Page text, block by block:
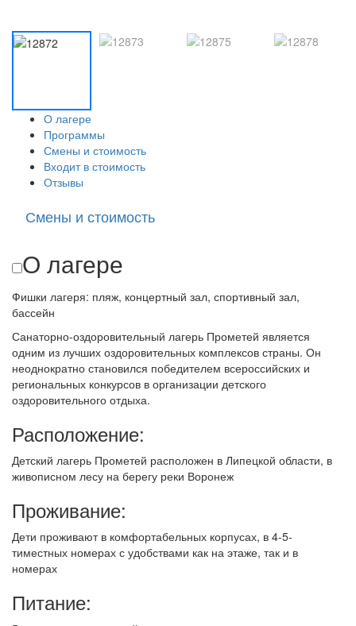
О лагере
Программы
Смены и стоимость
Входит в стоимость
Отзывы
Смены и стоимость
О лагере
Фишки лагеря: пляж, концертный зал, спортивный зал,
бассейн
Санаторно-оздоровительный лагерь Прометей является
одним из лучших оздоровительных комплексов страны. Он
неоднократно становился победителем всероссийских и
региональных конкурсов в организации детского
оздоровительного отдыха.
Расположение:
Детский лагерь Прометей расположен в Липецкой области, в
живописном лесу на берегу реки Воронеж
Проживание:
Дети проживают в комфортабельных корпусах, в 4-5-
тиместных номерах с удобствами как на этаже, так и в
номерах
Питание: